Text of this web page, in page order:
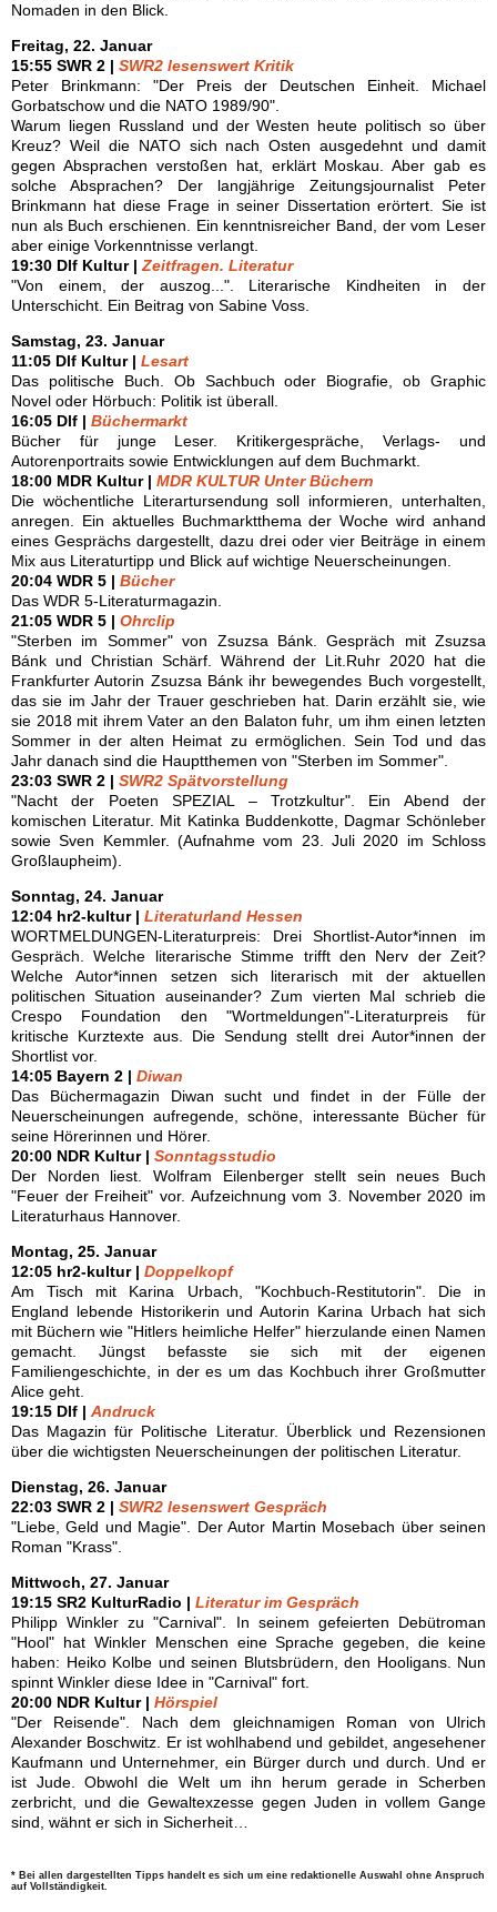
Nomaden in den Blick.
Freitag, 22. Januar
15:55 SWR 2 | SWR2 lesenswert Kritik
Peter Brinkmann: "Der Preis der Deutschen Einheit. Michael
Gorbatschow und die NATO 1989/90".
Warum liegen Russland und der Westen heute politisch so über
Kreuz? Weil die NATO sich nach Osten ausgedehnt und damit
gegen Absprachen verstoßen hat, erklärt Moskau. Aber gab es
solche Absprachen? Der langjährige Zeitungsjournalist Peter
Brinkmann hat diese Frage in seiner Dissertation erörtert. Sie ist
nun als Buch erschienen. Ein kenntnisreicher Band, der vom Leser
aber einige Vorkenntnisse verlangt.
19:30 Dlf Kultur | Zeitfragen. Literatur
"Von einem, der auszog...". Literarische Kindheiten in der
Unterschicht. Ein Beitrag von Sabine Voss.
Samstag, 23. Januar
11:05 Dlf Kultur | Lesart
Das politische Buch. Ob Sachbuch oder Biografie, ob Graphic
Novel oder Hörbuch: Politik ist überall.
16:05 Dlf | Büchermarkt
Bücher für junge Leser. Kritikergespräche, Verlags- und
Autorenportraits sowie Entwicklungen auf dem Buchmarkt.
18:00 MDR Kultur | MDR KULTUR Unter Büchern
Die wöchentliche Literartursendung soll informieren, unterhalten,
anregen. Ein aktuelles Buchmarktthema der Woche wird anhand
eines Gesprächs dargestellt, dazu drei oder vier Beiträge in einem
Mix aus Literaturtipp und Blick auf wichtige Neuerscheinungen.
20:04 WDR 5 | Bücher
Das WDR 5-Literaturmagazin.
21:05 WDR 5 | Ohrclip
"Sterben im Sommer" von Zsuzsa Bánk. Gespräch mit Zsuzsa
Bánk und Christian Schärf. Während der Lit.Ruhr 2020 hat die
Frankfurter Autorin Zsuzsa Bánk ihr bewegendes Buch vorgestellt,
das sie im Jahr der Trauer geschrieben hat. Darin erzählt sie, wie
sie 2018 mit ihrem Vater an den Balaton fuhr, um ihm einen letzten
Sommer in der alten Heimat zu ermöglichen. Sein Tod und das
Jahr danach sind die Hauptthemen von "Sterben im Sommer".
23:03 SWR 2 | SWR2 Spätvorstellung
"Nacht der Poeten SPEZIAL – Trotzkultur". Ein Abend der
komischen Literatur. Mit Katinka Buddenkotte, Dagmar Schönleber
sowie Sven Kemmler. (Aufnahme vom 23. Juli 2020 im Schloss
Großlaupheim).
Sonntag, 24. Januar
12:04 hr2-kultur | Literaturland Hessen
WORTMELDUNGEN-Literaturpreis: Drei Shortlist-Autor*innen im
Gespräch. Welche literarische Stimme trifft den Nerv der Zeit?
Welche Autor*innen setzen sich literarisch mit der aktuellen
politischen Situation auseinander? Zum vierten Mal schrieb die
Crespo Foundation den "Wortmeldungen"-Literaturpreis für
kritische Kurztexte aus. Die Sendung stellt drei Autor*innen der
Shortlist vor.
14:05 Bayern 2 | Diwan
Das Büchermagazin Diwan sucht und findet in der Fülle der
Neuerscheinungen aufregende, schöne, interessante Bücher für
seine Hörerinnen und Hörer.
20:00 NDR Kultur | Sonntagsstudio
Der Norden liest. Wolfram Eilenberger stellt sein neues Buch
"Feuer der Freiheit" vor. Aufzeichnung vom 3. November 2020 im
Literaturhaus Hannover.
Montag, 25. Januar
12:05 hr2-kultur | Doppelkopf
Am Tisch mit Karina Urbach, "Kochbuch-Restitutorin". Die in
England lebende Historikerin und Autorin Karina Urbach hat sich
mit Büchern wie "Hitlers heimliche Helfer" hierzulande einen Namen
gemacht. Jüngst befasste sie sich mit der eigenen
Familiengeschichte, in der es um das Kochbuch ihrer Großmutter
Alice geht.
19:15 Dlf | Andruck
Das Magazin für Politische Literatur. Überblick und Rezensionen
über die wichtigsten Neuerscheinungen der politischen Literatur.
Dienstag, 26. Januar
22:03 SWR 2 | SWR2 lesenswert Gespräch
"Liebe, Geld und Magie". Der Autor Martin Mosebach über seinen
Roman "Krass".
Mittwoch, 27. Januar
19:15 SR2 KulturRadio | Literatur im Gespräch
Philipp Winkler zu "Carnival". In seinem gefeierten Debütroman
"Hool" hat Winkler Menschen eine Sprache gegeben, die keine
haben: Heiko Kolbe und seinen Blutsbrüdern, den Hooligans. Nun
spinnt Winkler diese Idee in "Carnival" fort.
20:00 NDR Kultur | Hörspiel
"Der Reisende". Nach dem gleichnamigen Roman von Ulrich
Alexander Boschwitz. Er ist wohlhabend und gebildet, angesehener
Kaufmann und Unternehmer, ein Bürger durch und durch. Und er
ist Jude. Obwohl die Welt um ihn herum gerade in Scherben
zerbricht, und die Gewaltexzesse gegen Juden in vollem Gange
sind, wähnt er sich in Sicherheit…
* Bei allen dargestellten Tipps handelt es sich um eine redaktionelle Auswahl ohne Anspruch
auf Vollständigkeit.